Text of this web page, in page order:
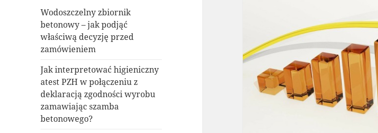
Wodoszczelny zbiornik
betonowy – jak podjąć
właściwą decyzję przed
zamówieniem
Jak interpretować higieniczny
atest PZH w połączeniu z
deklaracją zgodności wyrobu
zamawiając szamba
betonowego?